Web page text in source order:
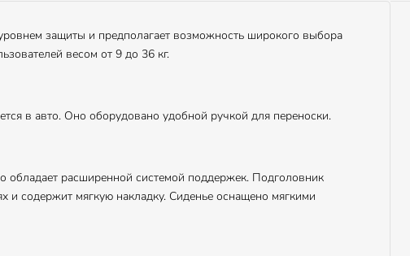
защиты и предполагает возможность широкого выбора
весом от 9 до 36 кг.
в авто. Оно оборудовано удобной ручкой для переноски.
обладает расширенной системой поддержек. Подголовник
и содержит мягкую накладку. Сиденье оснащено мягкими